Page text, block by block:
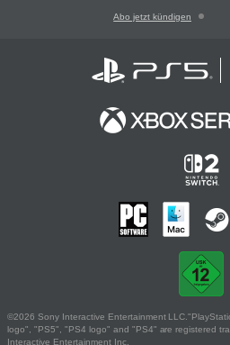
Abo jetzt kündigen
©2026 Sony Interactive Entertainment
logo", "PS5", "PS4 logo" and "PS4" are registered
Interactive Entertainment Inc.